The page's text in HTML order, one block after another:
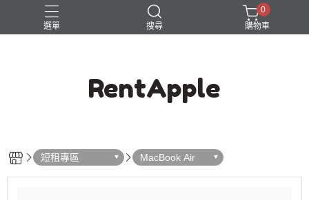
選單 搜尋
0
購物車
RentApple
短租專區 MacBook Air